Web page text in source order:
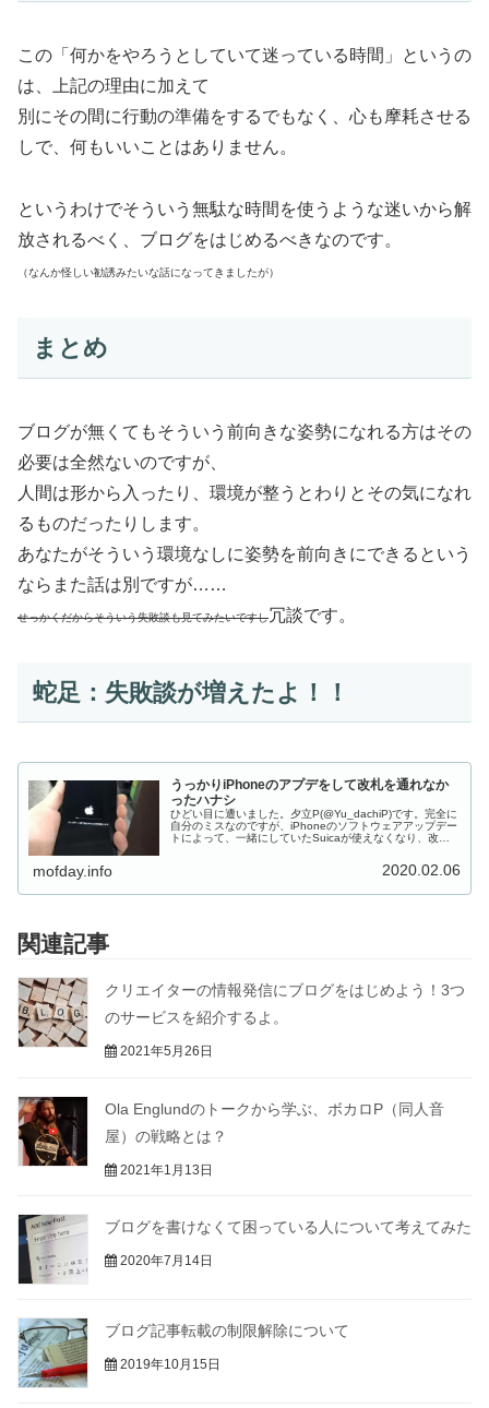
この「何かをやろうとしていて迷っている時間」というの
は、上記の理由に加えて
別にその間に行動の準備をするでもなく、心も摩耗させる
しで、何もいいことはありません。
というわけでそういう無駄な時間を使うような迷いから解
放されるべく、ブログをはじめるべきなのです。
（なんか怪しい勧誘みたいな話になってきましたが）
まとめ
ブログが無くてもそういう前向きな姿勢になれる方はその
必要は全然ないのですが、
人間は形から入ったり、環境が整うとわりとその気になれ
るものだったりします。
あなたがそういう環境なしに姿勢を前向きにできるという
ならまた話は別ですが……
せっかくだからそういう失敗談も見てみたいですし冗談です。
蛇足：失敗談が増えたよ！！
うっかりiPhoneのアプデをして改札を通れなか
ったハナシ
ひどい目に遭いました。夕立P(@Yu_dachiP)です。完全に
自分のミスなのですが、iPhoneのソフトウェアアップデー
トによって、一緒にしていたSuicaが使えなくなり、改札
mofday.info 2020.02.06
関連記事
クリエイターの情報発信にブログをはじめよう！3つ
のサービスを紹介するよ。
2021年5月26日
Ola Englundのトークから学ぶ、ボカロP（同人音
屋）の戦略とは？
2021年1月13日
ブログを書けなくて困っている人について考えてみた
2020年7月14日
ブログ記事転載の制限解除について
2019年10月15日